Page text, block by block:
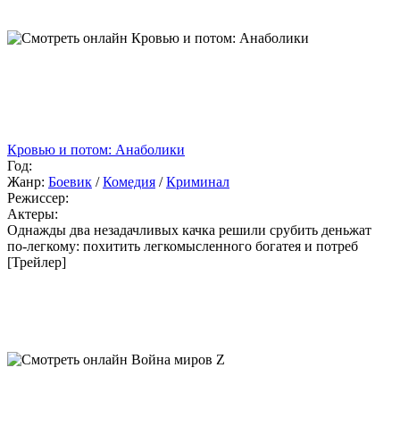
Кровью и потом: Анаболики
Год:
Жанр: Боевик /Комедия /Криминал
Режиссер:
Актеры:
Однажды два незадачливых качка решили срубить деньжат
по-легкому: похитить легкомысленного богатея и потреб
[Трейлер]